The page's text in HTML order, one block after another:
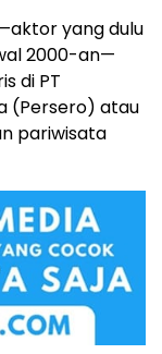
yang dulu
2000-an—
di PT
(Persero) atau
pariwisata